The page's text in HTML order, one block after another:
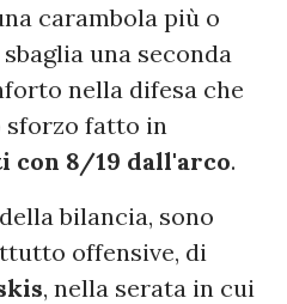
carambola più o
una seconda
nella difesa che
fatto in
con 8/19 dall'arco.
bilancia, sono
offensive, di
, nella serata in cui